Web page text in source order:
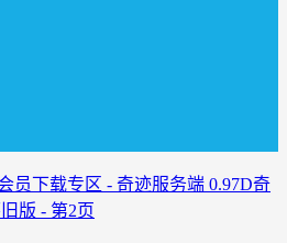
员下载专区 - 奇迹服务端 0.97D奇
版 - 第2页